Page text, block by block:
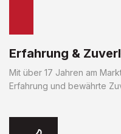
Erfahrung &
Mit über 17 Jahren am
Erfahrung und bewährte